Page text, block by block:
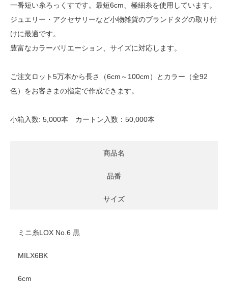
一番短い糸ろっくすです。最短6cm、極細糸を使用しています。
ジュエリー・アクセサリーなど小物雑貨のブランドタグの取り付
けに最適です。
豊富なカラーバリエーション、サイズに対応します。
ご注文ロット5万本から長さ（6cm～100cm）とカラー（全92
色）をお客さまの指定で作成できます。
小箱入数: 5,000本 カートン入数：50,000本
商品名
品番
サイズ
ミニ糸LOX No.6 黒
MILX6BK
6cm